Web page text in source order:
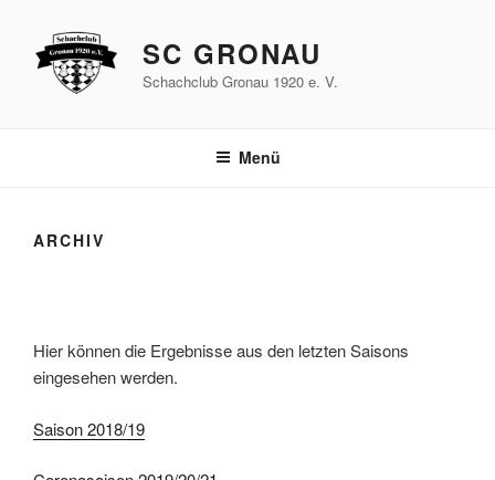
springen
SC GRONAU
Schachclub Gronau 1920 e. V.
Menü
ARCHIV
Hier können die Ergebnisse aus den letzten Saisons
eingesehen werden.
Saison 2018/19